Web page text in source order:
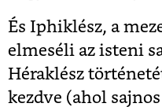
És Iphiklész, a
elmeséli az isteni
Héraklész
kezdve (ahol